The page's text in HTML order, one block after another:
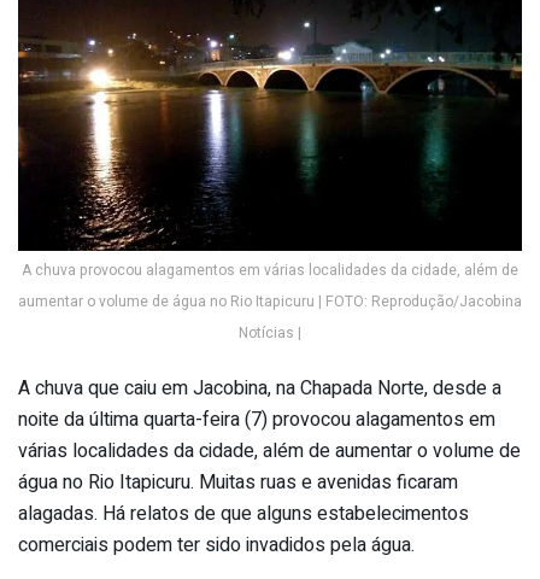
A chuva provocou alagamentos em várias localidades da cidade, além de
aumentar o volume de água no Rio Itapicuru | FOTO: Reprodução/Jacobina
Notícias |
A chuva que caiu em Jacobina, na Chapada Norte, desde a
noite da última quarta-feira (7) provocou alagamentos em
várias localidades da cidade, além de aumentar o volume de
água no Rio Itapicuru. Muitas ruas e avenidas ficaram
alagadas. Há relatos de que alguns estabelecimentos
comerciais podem ter sido invadidos pela água.